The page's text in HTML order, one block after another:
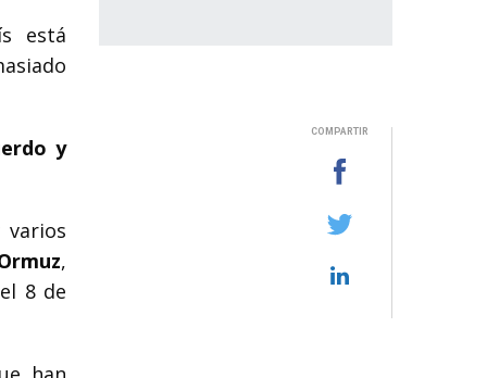
está
y
varios
,
8 de
COMPARTIR